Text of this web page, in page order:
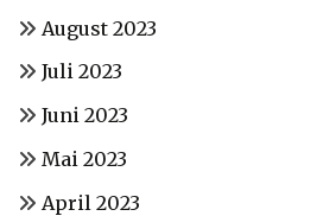
August 2023
Juli 2023
Juni 2023
Mai 2023
April 2023